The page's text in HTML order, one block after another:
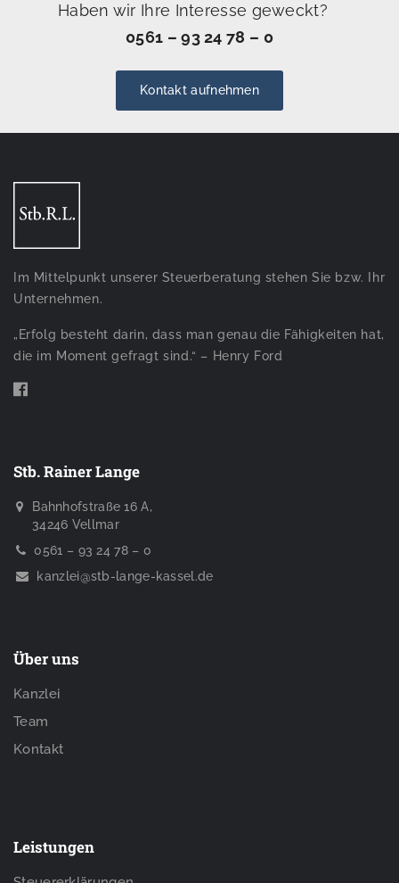
Haben wir Ihre Interesse geweckt?
0561 – 93 24 78 – 0
Kontakt aufnehmen
Im Mittelpunkt unserer Steuerberatung stehen Sie bzw. Ihr
Unternehmen.
„Erfolg besteht darin, dass man genau die Fähigkeiten hat,
die im Moment gefragt sind.“ – Henry Ford
Stb. Rainer Lange
Bahnhofstraße 16 A,
34246 Vellmar
0561 – 93 24 78 – 0
kanzlei@stb-lange-kassel.de
Über uns
Kanzlei
Team
Kontakt
Leistungen